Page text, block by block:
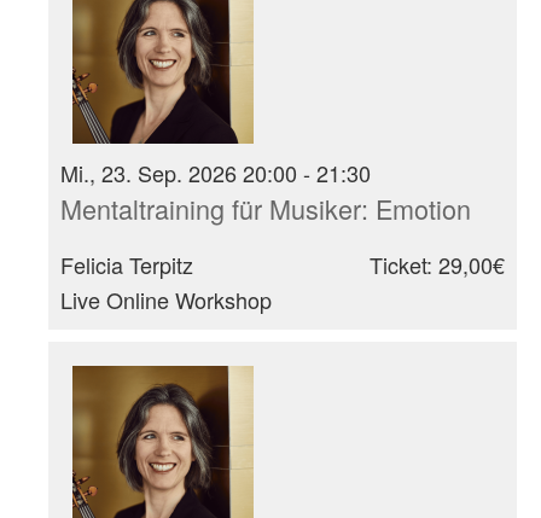
Mi., 23. Sep. 2026 20:00 - 21:30
Mentaltraining für Musiker: Emotion
Felicia Terpitz
Live Online Workshop
Ticket: 29,00€